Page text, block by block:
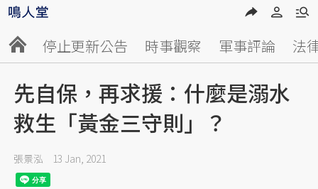
停止更新公告 時事觀察 軍事評論 法
先自保，再求援：什麼是溺水
救生「黃金三守則」？
張景泓 13 Jan, 2021